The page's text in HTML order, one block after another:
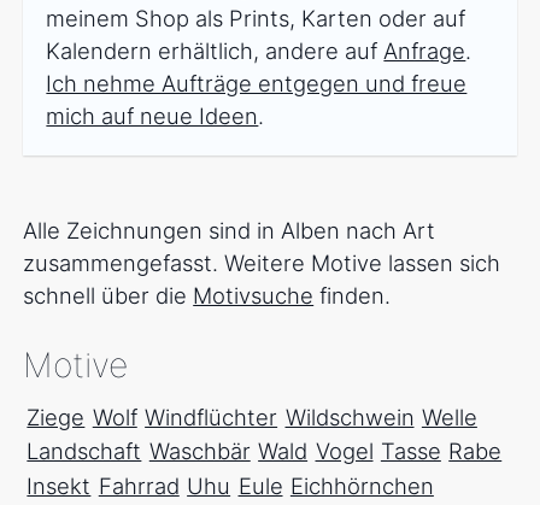
meinem Shop als Prints, Karten oder auf
Kalendern erhältlich, andere auf Anfrage.
Ich nehme Aufträge entgegen und freue
mich auf neue Ideen.
Alle Zeichnungen sind in Alben nach Art
zusammengefasst. Weitere Motive lassen sich
schnell über die Motivsuche finden.
Motive
Ziege Wolf Windflüchter Wildschwein Welle
Landschaft Waschbär Wald Vogel Tasse Rabe
Insekt Fahrrad Uhu Eule Eichhörnchen